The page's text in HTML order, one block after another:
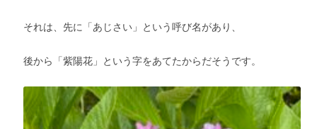
それは、先に「あじさい」という呼び名があり、
後から「紫陽花」という字をあてたからだそうです。